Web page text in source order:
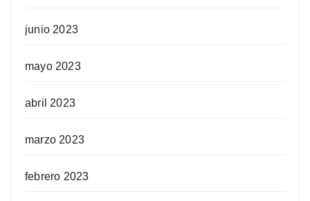
junio 2023
mayo 2023
abril 2023
marzo 2023
febrero 2023